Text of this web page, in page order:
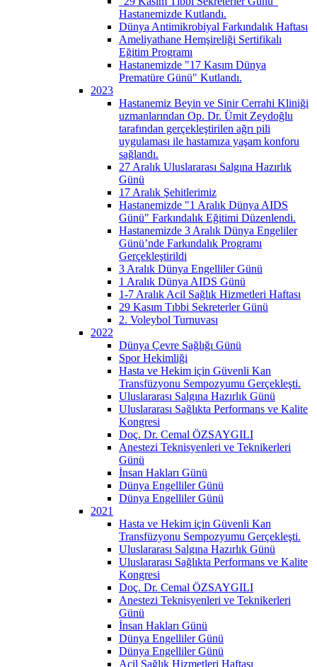
Hastanemizde Kutlandı.
Dünya Antimikrobiyal Farkındalık Haftası
Ameliyathane Hemşireliği Sertifikalı
Eğitim Programı
Hastanemizde "17 Kasım Dünya
Prematüre Günü" Kutlandı.
2023
Hastanemiz Beyin ve Sinir Cerrahi Kliniği
uzmanlarından Op. Dr. Ümit Zeydoğlu
tarafından gerçekleştirilen ağrı pili
uygulaması ile hastamıza yaşam konforu
sağlandı.
27 Aralık Uluslararası Salgına Hazırlık
Günü
17 Aralık Şehitlerimiz
Hastanemizde "1 Aralık Dünya AIDS
Günü" Farkındalık Eğitimi Düzenlendi.
Hastanemizde 3 Aralık Dünya Engeliler
Günü’nde Farkındalık Programı
Gerçekleştirildi
3 Aralık Dünya Engelliler Günü
1 Aralık Dünya AIDS Günü
1-7 Aralık Acil Sağlık Hizmetleri Haftası
29 Kasım Tıbbi Sekreterler Günü
2. Voleybol Turnuvası
2022
Dünya Çevre Sağlığı Günü
Spor Hekimliği
Hasta ve Hekim için Güvenli Kan
Transfüzyonu Sempozyumu Gerçekleşti.
Uluslararası Salgına Hazırlık Günü
Uluslararası Sağlıkta Performans ve Kalite
Kongresi
Doç. Dr. Cemal ÖZSAYGILI
Anestezi Teknisyenleri ve Teknikerleri
Günü
İnsan Hakları Günü
Dünya Engelliler Günü
Dünya Engelliler Günü
2021
Hasta ve Hekim için Güvenli Kan
Transfüzyonu Sempozyumu Gerçekleşti.
Uluslararası Salgına Hazırlık Günü
Uluslararası Sağlıkta Performans ve Kalite
Kongresi
Doç. Dr. Cemal ÖZSAYGILI
Anestezi Teknisyenleri ve Teknikerleri
Günü
İnsan Hakları Günü
Dünya Engelliler Günü
Dünya Engelliler Günü
Acil Sağlık Hizmetleri Haftası